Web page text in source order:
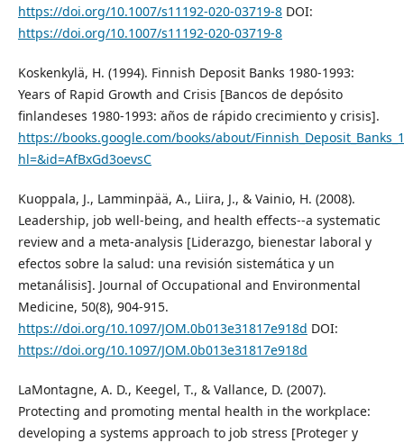
https://doi.org/10.1007/s11192-020-03719-8DOI:
https://doi.org/10.1007/s11192-020-03719-8
Koskenkylä, H. (1994). Finnish Deposit Banks 1980-1993:
Years of Rapid Growth and Crisis [Bancos de depósito
finlandeses 1980-1993: años de rápido crecimiento y crisis].
https://books.google.com/books/about/
hl=&id=AfBxGd3oevsC
Kuoppala, J., Lamminpää, A., Liira, J., & Vainio, H. (2008).
Leadership, job well-being, and health effects--a systematic
review and a meta-analysis [Liderazgo, bienestar laboral y
efectos sobre la salud: una revisión sistemática y un
metanálisis]. Journal of Occupational and Environmental
Medicine, 50(8), 904-915.
https://doi.org/10.1097/JOM.0b013e31817e918d DOI:
https://doi.org/10.1097/JOM.0b013e31817e918d
LaMontagne, A. D., Keegel, T., & Vallance, D. (2007).
Protecting and promoting mental health in the workplace:
developing a systems approach to job stress [Proteger y